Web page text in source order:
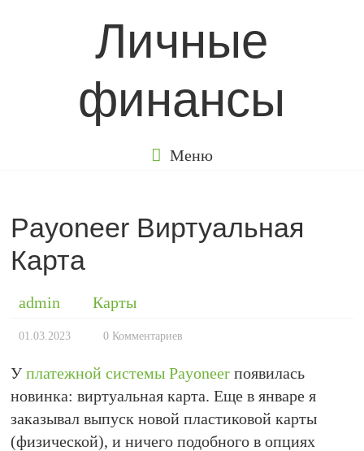
Личные
финансы
Меню
Payoneer Виртуальная
Карта
admin Карты
01.03.2023 0 Комментариев
Уплатежной системы Payoneer появилась
новинка: виртуальная карта. Еще в январе я
заказывал выпуск новой пластиковой карты
(физической), и ничего подобного в опциях